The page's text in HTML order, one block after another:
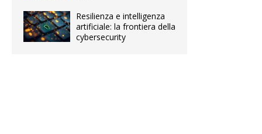
Resilienza e intelligenza
artificiale: la frontiera della
cybersecurity